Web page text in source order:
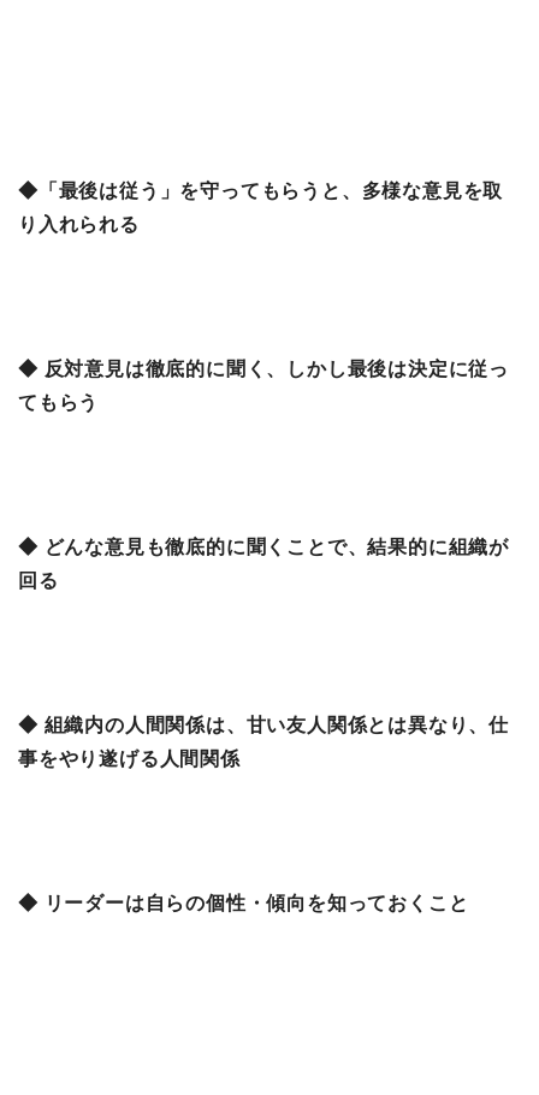
◆「最後は従う」を守ってもらうと、多様な意見を取
り入れられる
◆ 反対意見は徹底的に聞く、しかし最後は決定に従っ
てもらう
◆ どんな意見も徹底的に聞くことで、結果的に組織が
回る
◆ 組織内の人間関係は、甘い友人関係とは異なり、仕
事をやり遂げる人間関係
◆ リーダーは自らの個性・傾向を知っておくこと